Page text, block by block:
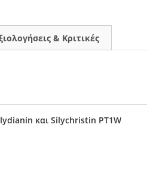
& Κριτικές
και Silychristin PT1W